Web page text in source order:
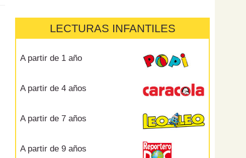
LECTURAS INFANTILES
A partir de 1 año
A partir de 4 años
A partir de 7 años
A partir de 9 años